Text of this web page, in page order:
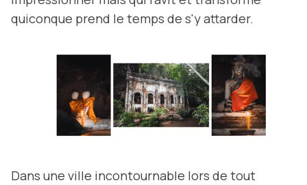
quiconque prend le temps de s'y attarder.
Dans une ville incontournable lors de tout